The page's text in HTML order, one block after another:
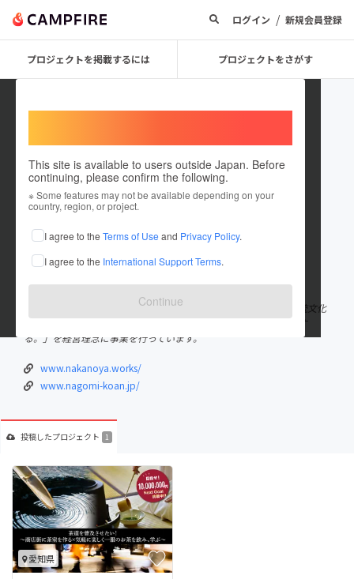
ログイン / 新規会員登録
プロジェクトを掲載するには プロジェクトをさがす
This site is available to users outside Japan. Before
continuing, please confirm the following.
※ Some features may not be available depending on your
country, region, or project.
I agree to the Terms of Use and Privacy Policy.
I agree to the International Support Terms.
Continue
Nakanoya Inc
これまでに10回支援して1件のプロジェクトを投稿しています
在住国：日本 現在地：愛知県
出身国：日本 出身地：広島県
2008年2月29日創業 2021年拠点を名古屋市に移し、 「日本の伝統文化
をわかりやすく、楽しく広めて、皆様の人生をちょっぴり豊かにす
る。」を経営理念に事業を行っています。
www.nakanoya.works/
www.nagomi-koan.jp/
投稿したプロジェクト 1
愛知県